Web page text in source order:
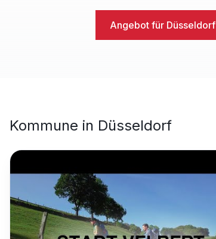
Angebot für Düsseldorf
Kommune in Düsseldorf